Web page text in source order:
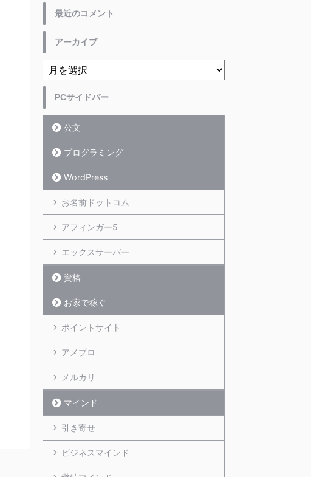
最近のコメント
アーカイブ
PCサイドバー
公文
プログラミング
WordPress
お名前ドットコム
アフィンガー5
エックスサーバー
資格
お家で稼ぐ
ポイントサイト
アメブロ
メルカリ
マインド
引き寄せ
ビジネスマインド